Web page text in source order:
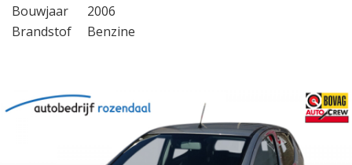
Bouwjaar
2006
Brandstof
Benzine